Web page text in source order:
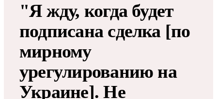
"Я жду, когда будет
подписана сделка [по
мирному
урегулированию на
Украине]. Не